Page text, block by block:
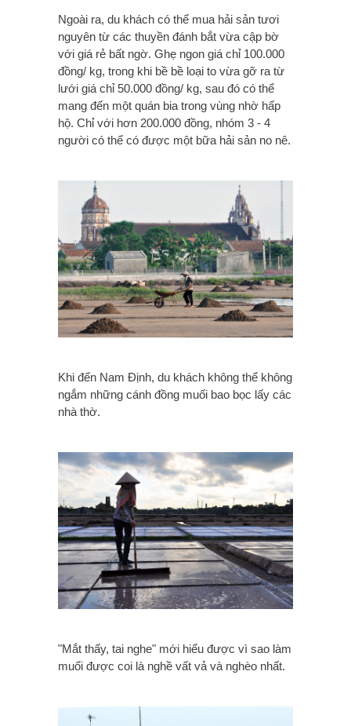
Ngoài ra, du khách có thể mua hải sản tươi
nguyên từ các thuyền đánh bắt vừa cập bờ
với giá rẻ bất ngờ. Ghẹ ngon giá chỉ 100.000
đồng/ kg, trong khi bề bề loại to vừa gỡ ra từ
lưới giá chỉ 50.000 đồng/ kg, sau đó có thể
mang đến một quán bia trong vùng nhờ hấp
hộ. Chỉ với hơn 200.000 đồng, nhóm 3 - 4
người có thể có được một bữa hải sản no nê.
Khi đến Nam Định, du khách không thể không
ngắm những cánh đồng muối bao bọc lấy các
nhà thờ.
"Mắt thấy, tai nghe" mới hiểu được vì sao làm
muối được coi là nghề vất vả và nghèo nhất.